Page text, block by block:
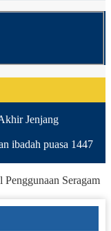
Jenjang
ibadah puasa 1447
Penggunaan Seragam